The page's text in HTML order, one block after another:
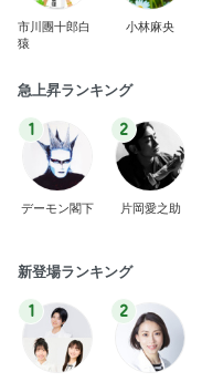
市川團十郎白
猿
小林麻央
急上昇ランキング
1
デーモン閣下
2
片岡愛之助
新登場ランキング
1 2